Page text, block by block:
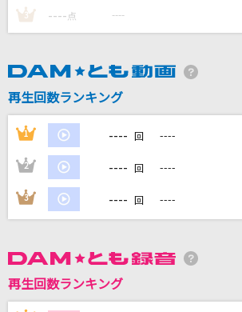
[生音]LA・LA・LA LOVE SONG
サザンオールスターズ
カラオケ最新情報をチェック！
3 ---- 点 ----
再生回数ランキング
1 ---- 回 ----
2 ---- 回 ----
3 ---- 回 ----
再生回数ランキング